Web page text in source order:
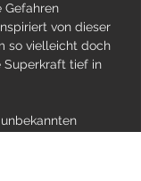
Gefahren
von dieser
so vielleicht doch
Superkraft tief in